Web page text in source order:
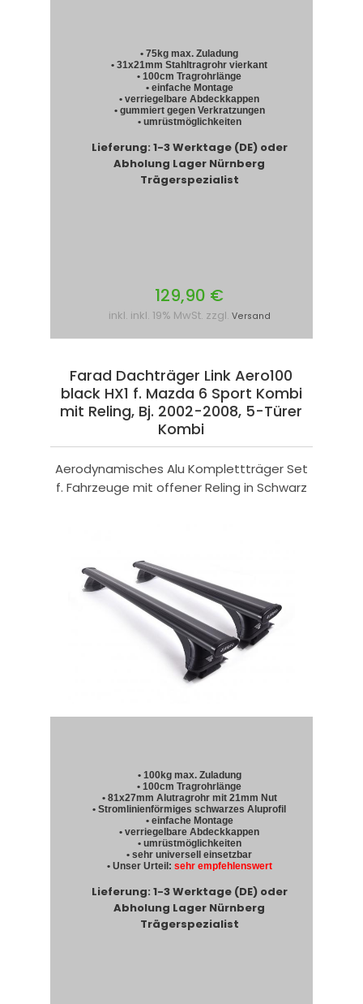
• 75kg max. Zuladung
• 31x21mm Stahltragrohr vierkant
• 100cm Tragrohrlänge
• einfache Montage
• verriegelbare Abdeckkappen
• gummiert gegen Verkratzungen
• umrüstmöglichkeiten
Lieferung: 1-3 Werktage (DE) oder
Abholung Lager Nürnberg
Trägerspezialist
129,90 €
inkl. inkl. 19% MwSt. zzgl. Versand
Farad Dachträger Link Aero100
black HX1 f. Mazda 6 Sport Kombi
mit Reling, Bj. 2002-2008, 5-Türer
Kombi
Aerodynamisches Alu Komplettträger Set
f. Fahrzeuge mit offener Reling in Schwarz
• 100kg max. Zuladung
• 100cm Tragrohrlänge
• 81x27mm Alutragrohr mit 21mm Nut
• Stromlinienförmiges schwarzes Aluprofil
• einfache Montage
• verriegelbare Abdeckkappen
• umrüstmöglichkeiten
• sehr universell einsetzbar
• Unser Urteil: sehr empfehlenswert
Lieferung: 1-3 Werktage (DE) oder
Abholung Lager Nürnberg
Trägerspezialist